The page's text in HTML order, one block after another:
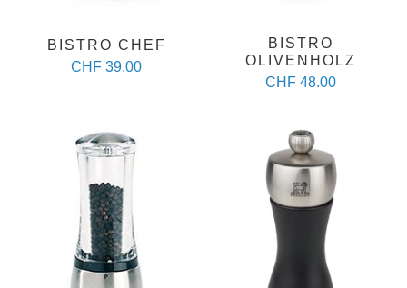
BISTRO CHEF
CHF 39.00
BISTRO
OLIVENHOLZ
CHF 48.00